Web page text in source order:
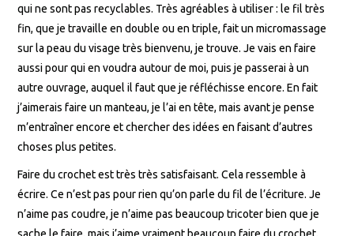
qui ne sont pas recyclables. Très agréables à utiliser : le fil très
fin, que je travaille en double ou en triple, fait un micromassage
sur la peau du visage très bienvenu, je trouve. Je vais en faire
aussi pour qui en voudra autour de moi, puis je passerai à un
autre ouvrage, auquel il faut que je réfléchisse encore. En fait
j’aimerais faire un manteau, je l’ai en tête, mais avant je pense
m’entraîner encore et chercher des idées en faisant d’autres
choses plus petites.
Faire du crochet est très très satisfaisant. Cela ressemble à
écrire. Ce n’est pas pour rien qu’on parle du fil de l’écriture. Je
n’aime pas coudre, je n’aime pas beaucoup tricoter bien que je